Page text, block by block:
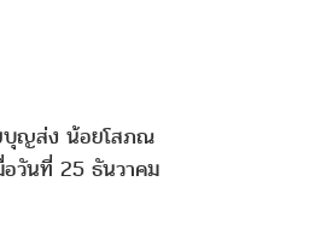
ยบุญส่ง น้อยโสภณ
อวันที่ 25 ธันวาคม